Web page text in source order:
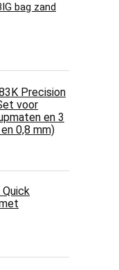
bag zand
Precision
voor
en 3
0,8 mm)